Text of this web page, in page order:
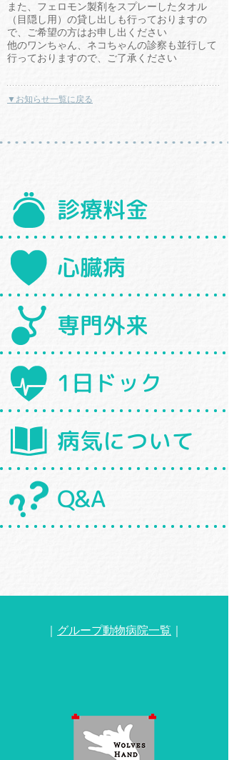
また、フェロモン製剤をスプレーしたタオル
（目隠し用）の貸し出しも行っておりますの
で、ご希望の方はお申し出ください
他のワンちゃん、ネコちゃんの診察も並行して
行っておりますので、ご了承ください
▼お知らせ一覧に戻る
診療料金
心臓病
専門外来
1日ドック
病気について
Q&A
グループ動物病院一覧